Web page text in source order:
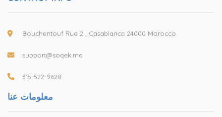
Bouchentouf Rue 2 , Casablanca 24000 Morocco
support@soqek.ma
315-522-9628
معلومات عنا